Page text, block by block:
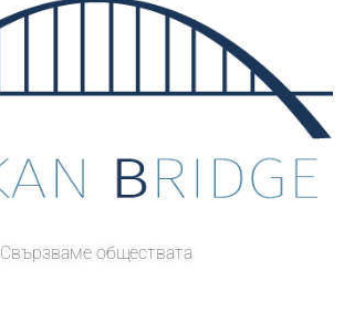
Свързваме обществата